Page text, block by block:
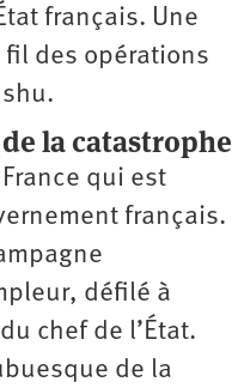
français. Une
des opérations
la catastrophe
qui est
français.
défilé à
chef de l’État.
de la